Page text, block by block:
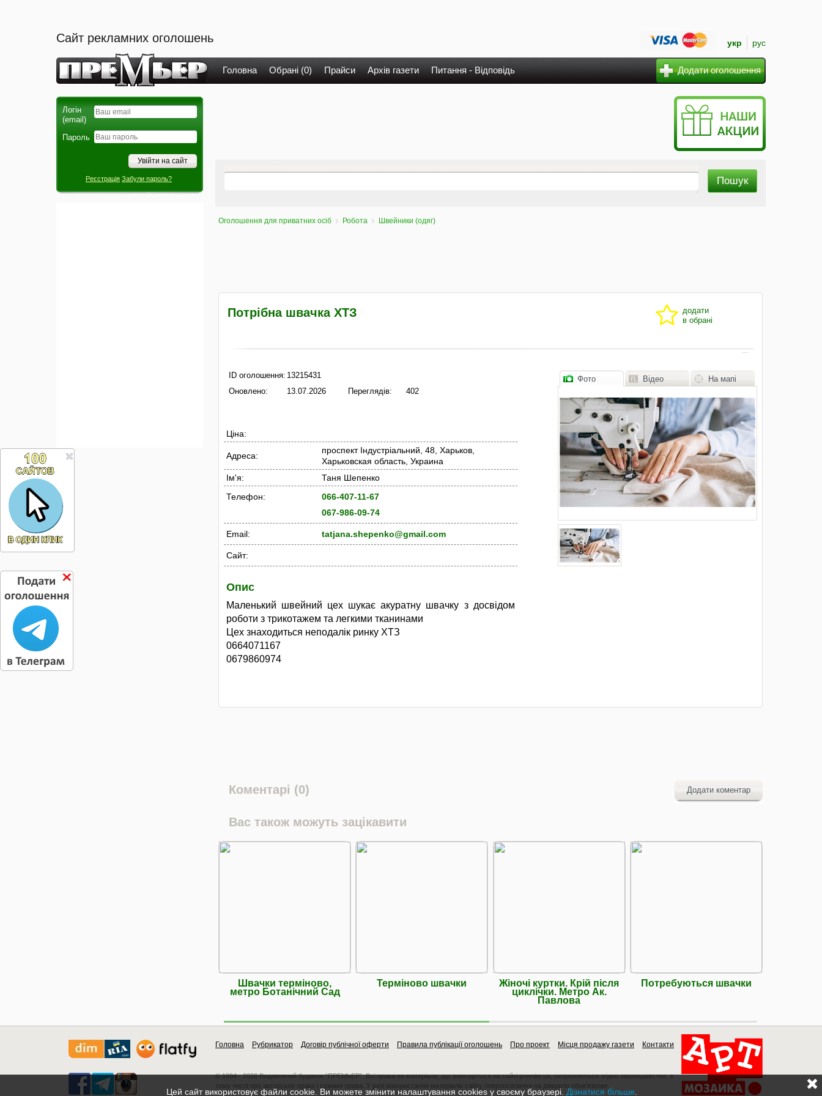
Сайт рекламних оголошень укр рус
Головна Обрані (0) Прайси Архів газети Питання - Відповідь Додати оголошення
Логін
(email)
Пароль
Реєстрація Забули пароль?
Оголошення для приватних осіб Робота Швейники (одяг)
Потрібна швачка ХТЗ
додати
в обрані
ID оголошення: 13215431
Оновлено:
13.07.2026 Переглядів: 402
Ціна:
Адреса:
проспект Індустріальний, 48, Харьков,
Харьковская область, Украина
Ім'я:
Таня Шепенко
Телефон:
066-407-11-67
067-986-09-74
Email: tatjana.shepenko@gmail.com
Сайт:
Опис
Маленький швейний цех шукає акуратну швачку з досвідом
роботи з трикотажем та легкими тканинами
Цех знаходиться неподалік ринку ХТЗ
0664071167
0679860974
Фото Відео На мапі
Коментарі (0) Додати коментар
Вас також можуть зацікавити
Швачки терміново,
метро Ботанічний Сад
Терміново швачки
Жіночі куртки. Крій після
циклічки. Метро Ак.
Павлова
Потребуються швачки
Головна Рубрикатор Договір публічної оферти Правила публікації оголошень Про проект Місця продажу газети Контакти
© 1994 - 2026 Видавничий будинок “ПРЕМЬЕР”. Всі права на матеріали, що знаходяться на сайті premier.ua, охороняються згідно законодавства, в
тому числі про авторське право і суміжні права. У разі використання матеріалів сайту гіперпосилання на джерело обов'язкове.
Цей сайт використовує файли cookie. Ви можете змінити налаштування cookies у своєму браузері. Дізнатися більше